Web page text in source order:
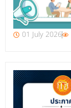
01 July 2026